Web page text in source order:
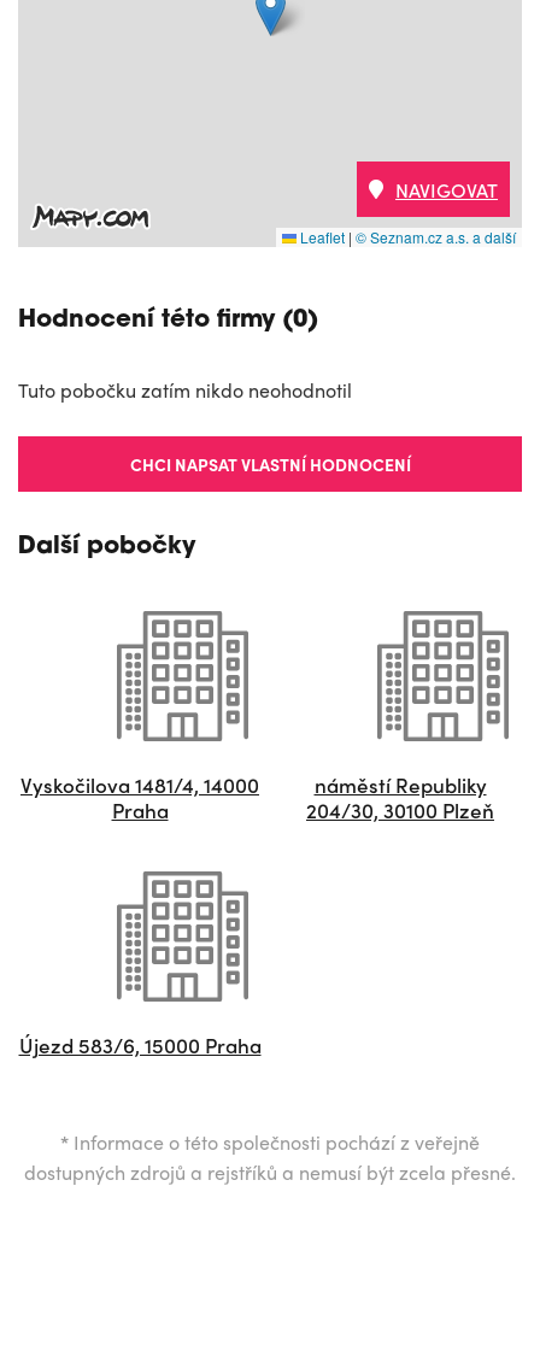
Leaflet | © Seznam.cz a.s. a další
NAVIGOVAT
Hodnocení této firmy (0)
Tuto pobočku zatím nikdo neohodnotil
CHCI NAPSAT VLASTNÍ HODNOCENÍ
Další pobočky
Vyskočilova 1481/4, 14000
Praha
náměstí Republiky
204/30, 30100 Plzeň
Újezd 583/6, 15000 Praha
* Informace o této společnosti pochází z veřejně
dostupných zdrojů a rejstříků a nemusí být zcela přesné.